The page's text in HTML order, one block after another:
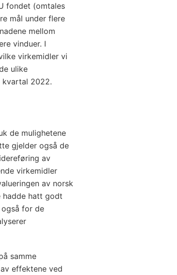
fondet (omtales
mål under flere
mellom
vinduer. I
virkemidler vi
ulike
kvartal 2022.
de mulighetene
gjelder også de
av
virkemidler
av norsk
hadde hatt godt
for de
samme
effektene ved